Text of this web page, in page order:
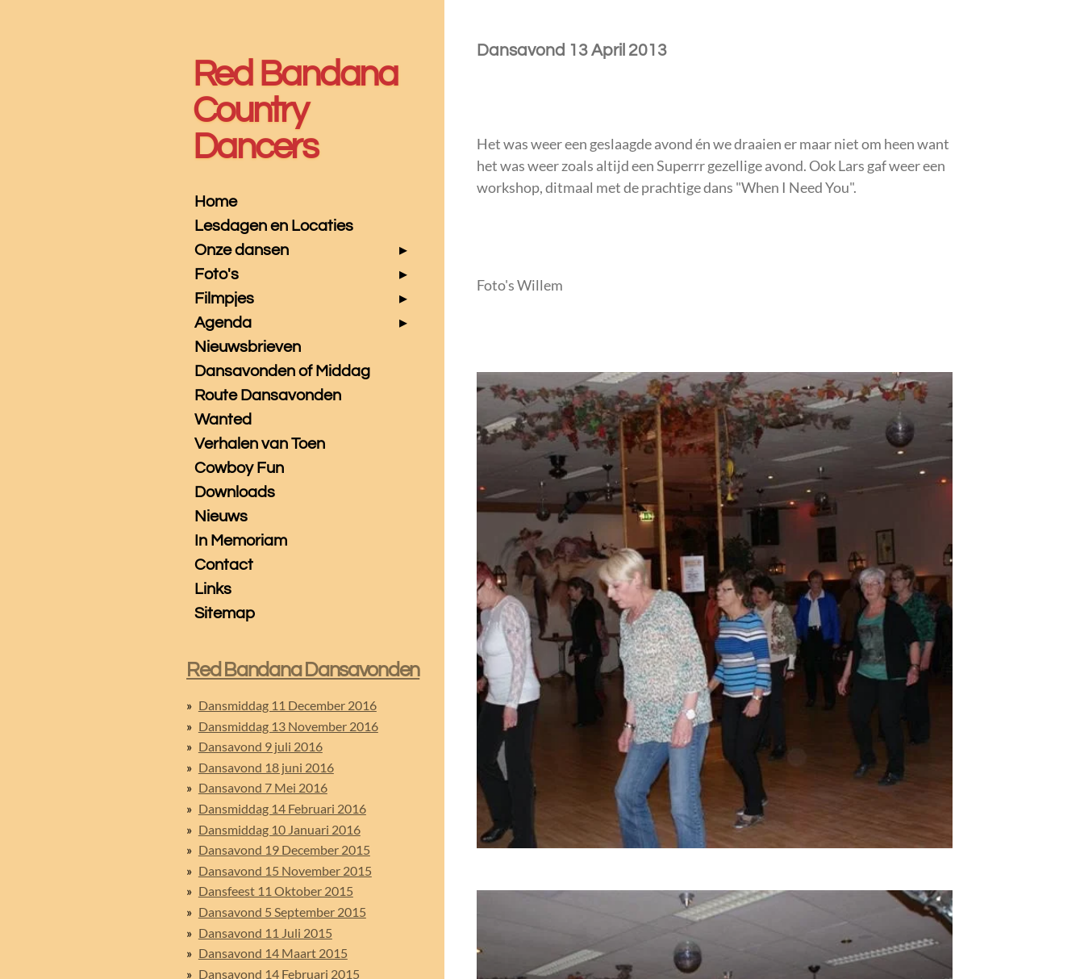
Dansavond 13 April 2013
Het was weer een geslaagde avond én we draaien er maar niet om heen want
het was weer zoals altijd een Superrr gezellige avond. Ook Lars gaf weer een
workshop, ditmaal met de prachtige dans "When I Need You".
Foto's Willem
Red Bandana
Country
Dancers
Home
Lesdagen en Locaties
Onze dansen
Foto's
Filmpjes
Agenda
Nieuwsbrieven
Dansavonden of Middag
Route Dansavonden
Wanted
Verhalen van Toen
Cowboy Fun
Downloads
Nieuws
In Memoriam
Contact
Links
Sitemap
Red Bandana Dansavonden
Dansmiddag 11 December 2016
Dansmiddag 13 November 2016
Dansavond 9 juli 2016
Dansavond 18 juni 2016
Dansavond 7 Mei 2016
Dansmiddag 14 Februari 2016
Dansmiddag 10 Januari 2016
Dansavond 19 December 2015
Dansavond 15 November 2015
Dansfeest 11 Oktober 2015
Dansavond 5 September 2015
Dansavond 11 Juli 2015
Dansavond 14 Maart 2015
Dansavond 14 Februari 2015